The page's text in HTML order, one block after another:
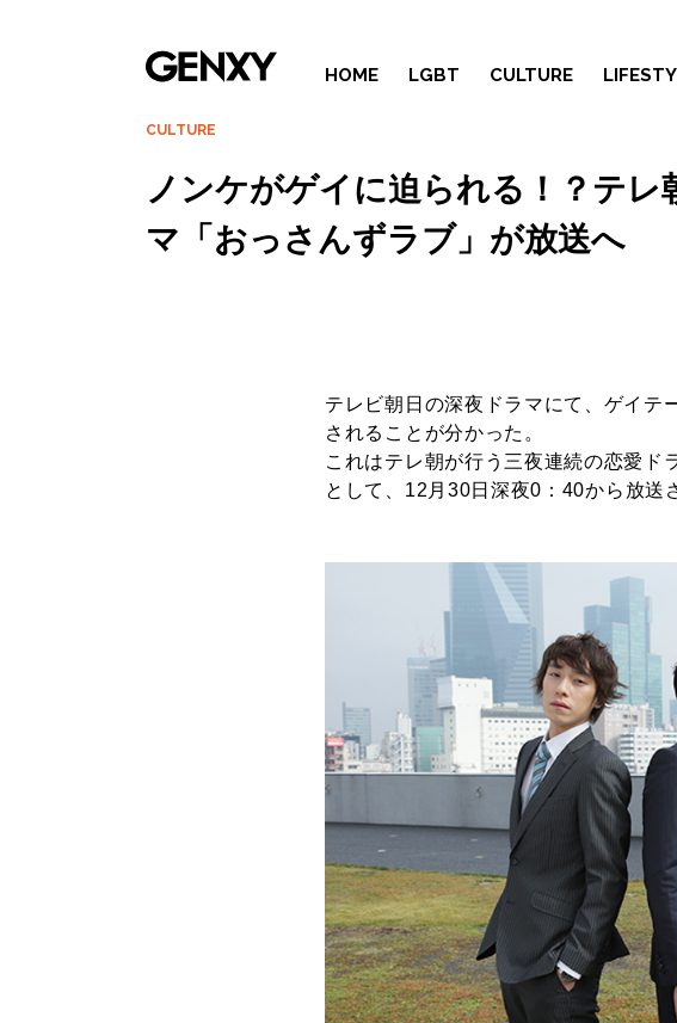
HOME LGBT CULTURE
CULTURE
ノンケがゲイに迫られる！？テレ
マ「おっさんずラブ」が放送へ
テレビ朝日の深夜ドラマにて、ゲイテ
されることが分かった。
これはテレ朝が行う三夜連続の恋愛ド
として、12月30日深夜0：40から放送